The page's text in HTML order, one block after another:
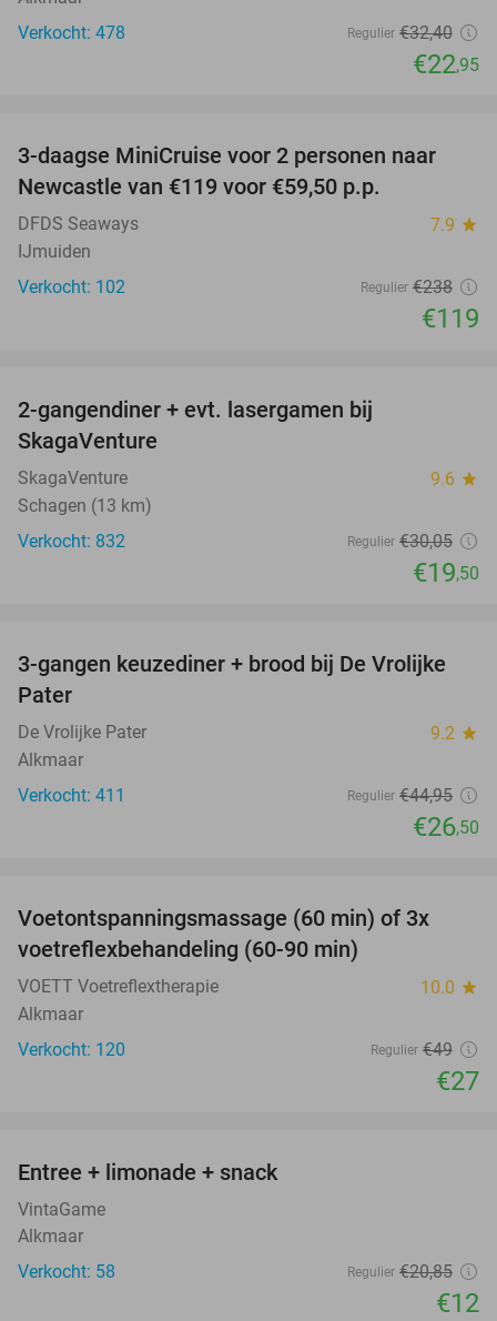
Verkocht: 478
Regulier €32,40
€22,95
50%
3-daagse MiniCruise voor 2 personen naar
Newcastle van €119 voor €59,50 p.p.
DFDS Seaways 7.9 star
IJmuiden
Verkocht: 102
Regulier €238
€119
2-gangendiner + evt. lasergamen bij
SkagaVenture
SkagaVenture 9.6 star
Schagen (13 km)
Verkocht: 832
Regulier €30,05
€19,50
41%
3-gangen keuzediner + brood bij De Vrolijke
Pater
De Vrolijke Pater 9.2 star
Alkmaar
Verkocht: 411
Regulier €44,95
€26,50
45%
OUT
Voetontspanningsmassage (60 min) of 3x
voetreflexbehandeling (60-90 min)
VOETT Voetreflextherapie 10.0 star
Alkmaar
Verkocht: 120
Regulier €49
€27
Entree + limonade + snack
VintaGame
Alkmaar
Verkocht: 58
Regulier €20,85
€12